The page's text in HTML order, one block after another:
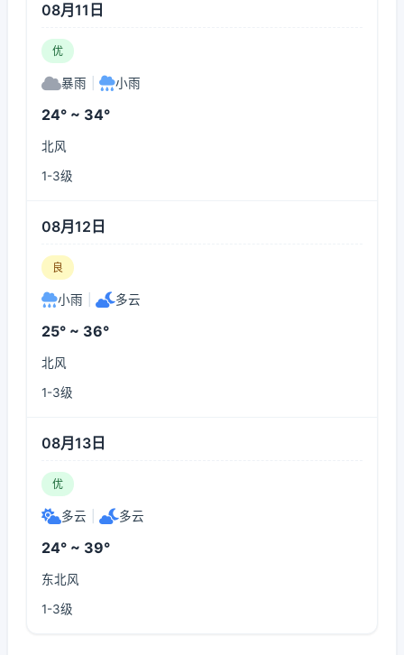
08月11日
优
暴雨 小雨
24° ~ 34°
北风
1-3级
08月12日
良
小雨 多云
25° ~ 36°
北风
1-3级
08月13日
优
多云 多云
24° ~ 39°
东北风
1-3级